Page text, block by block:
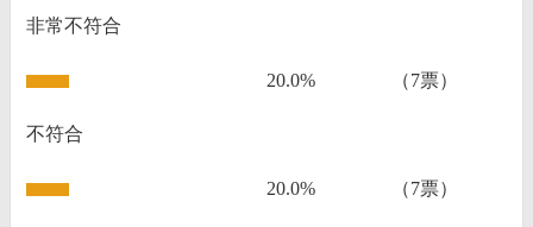
非常不符合
20.0% （7票）
不符合
20.0% （7票）